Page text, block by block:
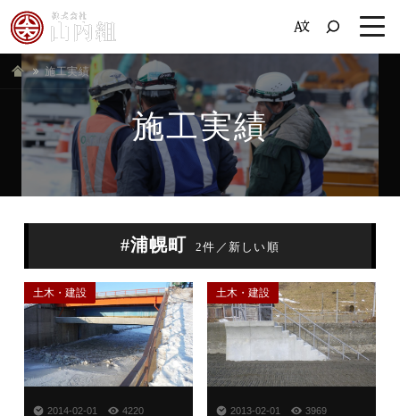
ホーム
施工実績
施工実績
#浦幌町 2件／新しい順
土木・建設
2014-02-01 4220
土木・建設
2013-02-01 3969